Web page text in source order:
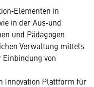
in
in der Aus‐und
und Pädagogen
Verwaltung mittels
von
Innovation Plattform für